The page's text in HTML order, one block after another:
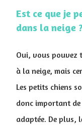
Est ce que je
dans la neige
Oui, vous pouvez
à la neige, mais
Les petits chiens
donc important
adaptée. De plus,